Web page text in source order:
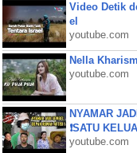
Video Detik
el
youtube.com
Nella
youtube.com
NYAMAR
❗SATU
youtube.com